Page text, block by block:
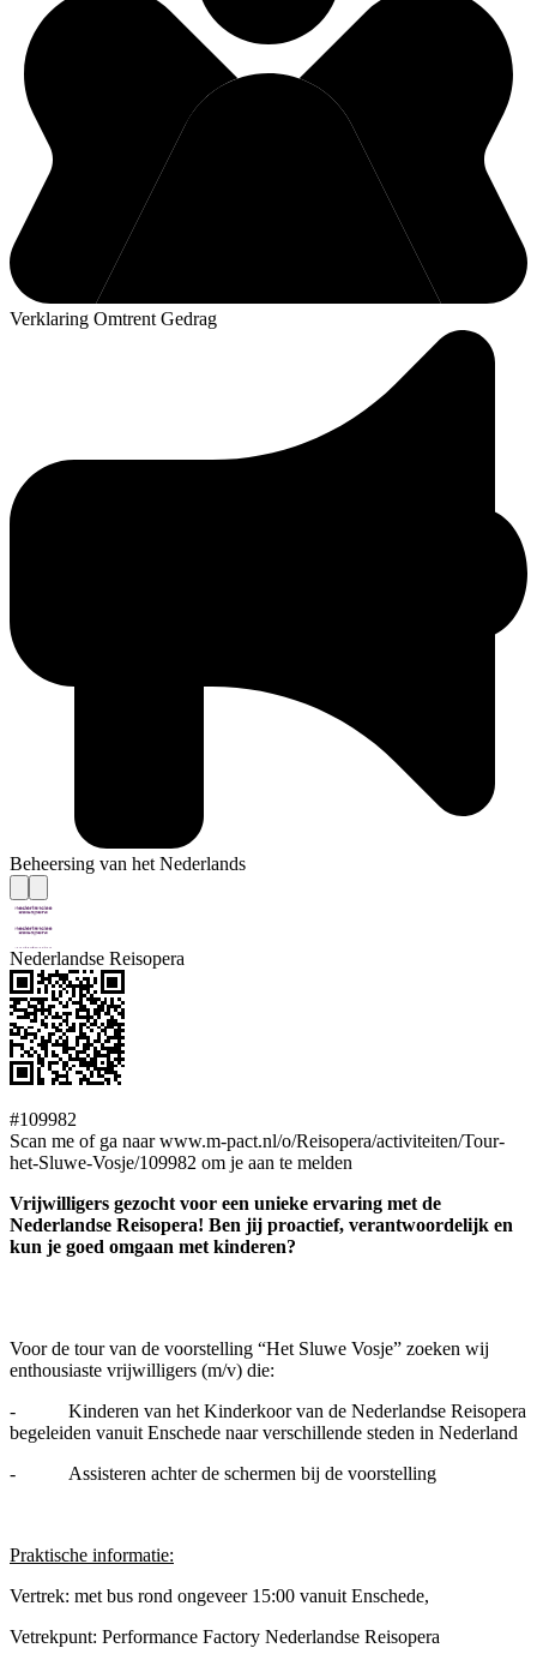
Verklaring Omtrent Gedrag
Beheersing van het Nederlands
Nederlandse Reisopera
#109982
Scan me of ga naar www.m-pact.nl/o/Reisopera/activiteiten/Tour-
het-Sluwe-Vosje/109982 om je aan te melden
Vrijwilligers gezocht voor een unieke ervaring met de
Nederlandse Reisopera! Ben jij proactief, verantwoordelijk en
kun je goed omgaan met kinderen?
Voor de tour van de voorstelling “Het Sluwe Vosje” zoeken wij
enthousiaste vrijwilligers (m/v) die:
- Kinderen van het Kinderkoor van de Nederlandse Reisopera
begeleiden vanuit Enschede naar verschillende steden in Nederland
- Assisteren achter de schermen bij de voorstelling
Praktische informatie:
Vertrek: met bus rond ongeveer 15:00 vanuit Enschede,
Vetrekpunt: Performance Factory Nederlandse Reisopera